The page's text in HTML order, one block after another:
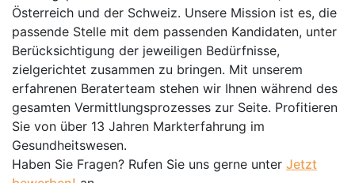
Österreich und der Schweiz. Unsere Mission ist es, die
passende Stelle mit dem passenden Kandidaten, unter
Berücksichtigung der jeweiligen Bedürfnisse,
zielgerichtet zusammen zu bringen. Mit unserem
erfahrenen Beraterteam stehen wir Ihnen während des
gesamten Vermittlungsprozesses zur Seite. Profitieren
Sie von über 13 Jahren Markterfahrung im
Gesundheitswesen.
Haben Sie Fragen? Rufen Sie uns gerne unter Jetzt